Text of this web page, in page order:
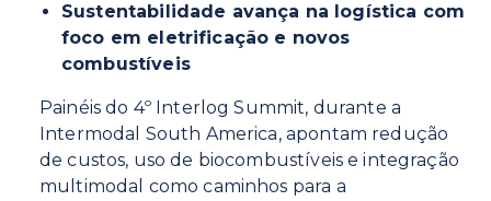
Sustentabilidade avança na logística com
foco em eletrificação e novos
combustíveis
Painéis do 4º Interlog Summit, durante a
Intermodal South America, apontam redução
de custos, uso de biocombustíveis e integração
multimodal como caminhos para a